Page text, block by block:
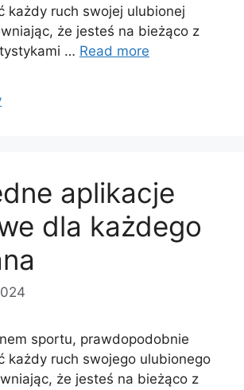
każdy ruch swojej ulubionej
że jesteś na bieżąco z
… Read more
aplikacje
dla każdego
sportu, prawdopodobnie
każdy ruch swojego ulubionego
że jesteś na bieżąco z